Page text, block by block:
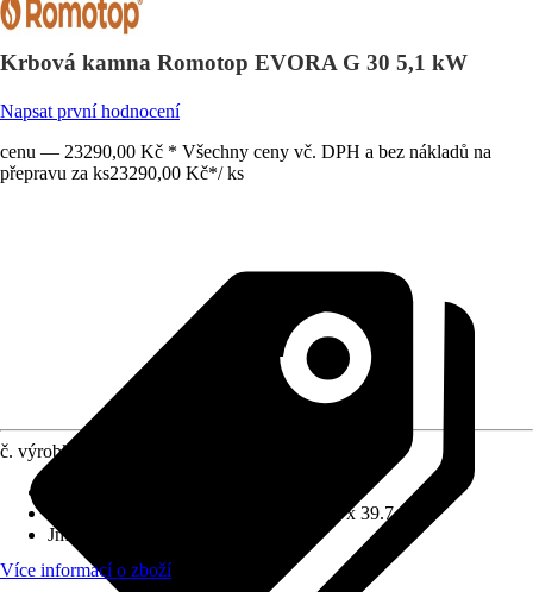
Krbová kamna Romotop EVORA G 30 5,1 kW
Napsat první hodnocení
cenu — 23290,00 Kč * Všechny ceny vč. DPH a bez nákladů na
přepravu za ks23290,00 Kč*/ ks
č. výrobku
51.6 cm x 98.2 cm x 39.7 cm
Jmenovitý tepelný výkon
Více informací o zboží